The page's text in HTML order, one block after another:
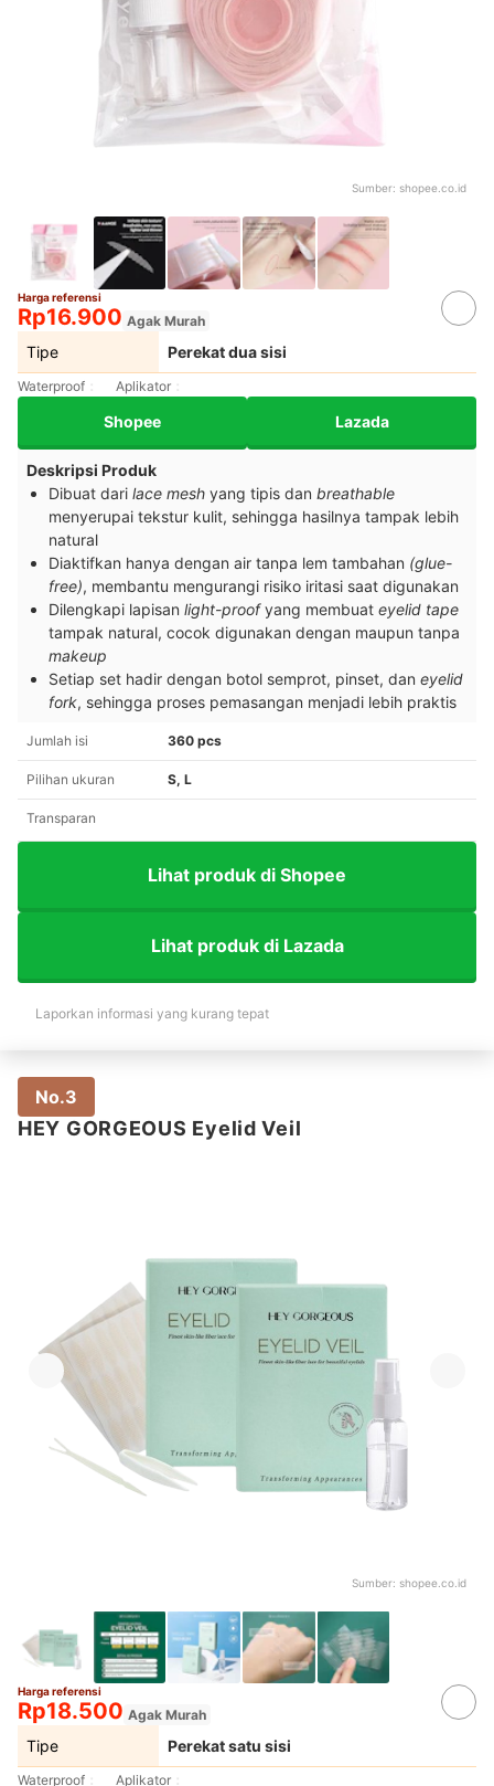
Sumber: shopee.co.id
Harga referensi
Rp16.900 Agak Murah
Tipe Perekat dua sisi
Waterproof Aplikator
Shopee Lazada
Deskripsi Produk
Dibuat dari lace mesh yang tipis dan breathable
menyerupai tekstur kulit, sehingga hasilnya tampak lebih
natural
Diaktifkan hanya dengan air tanpa lem tambahan (glue-
free), membantu mengurangi risiko iritasi saat digunakan
Dilengkapi lapisan light-proofyang membuat eyelid tape
tampak natural, cocok digunakan dengan maupun tanpa
makeup
Setiap set hadir dengan botol semprot, pinset, dan eyelid
fork, sehingga proses pemasangan menjadi lebih praktis
Jumlah isi 360 pcs
Pilihan ukuran S, L
Transparan
Lihat produk di Shopee
Lihat produk di Lazada
Laporkan informasi yang kurang tepat
No.3
HEY GORGEOUS Eyelid Veil
Sumber: shopee.co.id
Harga referensi
Rp18.500 Agak Murah
Tipe Perekat satu sisi
Waterproof Aplikator